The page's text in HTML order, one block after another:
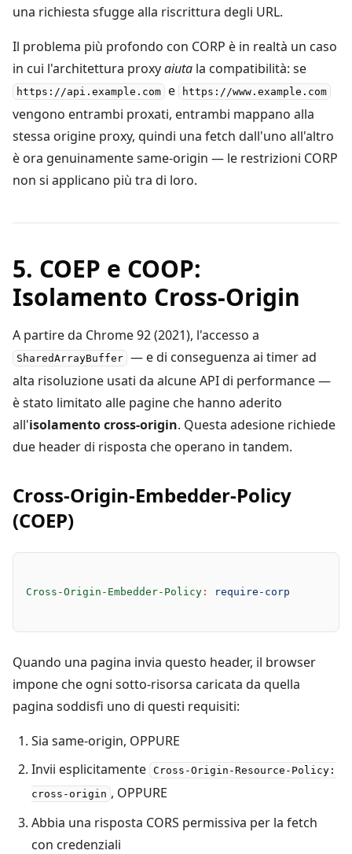
una richiesta sfugge alla riscrittura degli URL.
Il problema più profondo con CORP è in realtà un caso
in cui l'architettura proxyaiuta la compatibilità: se
https://api.example.com e https://www.example.com
vengono entrambi proxati, entrambi mappano alla
stessa origine proxy, quindi una fetch dall'uno all'altro
è ora genuinamente same-origin — le restrizioni CORP
non si applicano più tra di loro.
5. COEP e COOP:
Isolamento Cross-Origin
A partire da Chrome 92 (2021), l'accesso a
SharedArrayBuffer — e di conseguenza ai timer ad
alta risoluzione usati da alcune API di performance —
è stato limitato alle pagine che hanno aderito
all'isolamento cross-origin. Questa adesione richiede
due header di risposta che operano in tandem.
Cross-Origin-Embedder-Policy
(COEP)
Cross-Origin-Embedder-Policy : require-corp
Quando una pagina invia questo header, il browser
impone che ogni sotto-risorsa caricata da quella
pagina soddisfi uno di questi requisiti:
Sia same-origin, OPPURE
Invii esplicitamente Cross-Origin-Resource-Policy:
cross-origin , OPPURE
Abbia una risposta CORS permissiva per la fetch
con credenziali